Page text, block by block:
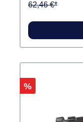
62,46 €*
Rabatt
%